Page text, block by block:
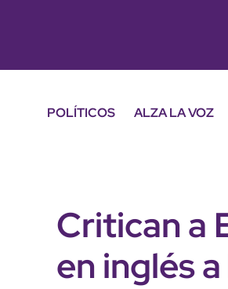
POLÍTICOS ALZA LA VOZ
Critican a
en inglés